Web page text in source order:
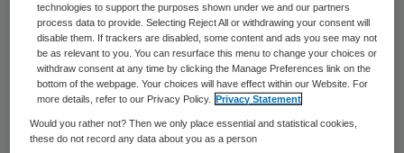
Het Meander Medisch Centrum kan de 138
patiënten die zaterdagnacht zijn
geëvacueerd uit De Lichtenberg in
Amersfoort nog niet vertellen wanneer het
ziekenhuis weer open gaat.
technologies to support the purposes shown under we and our partners
process data to provide. Selecting Reject All or withdrawing your consent will
disable them. If trackers are disabled, some content and ads you see may not
be as relevant to you. You can resurface this menu to change your choices or
withdraw consent at any time by clicking the Manage Preferences link on the
bottom of the webpage. Your choices will have effect within our Website. For
more details, refer to our Privacy Policy.
Privacy Statement
Would you rather not? Then we only place essential and statistical cookies,
these do not record any data about you as a person